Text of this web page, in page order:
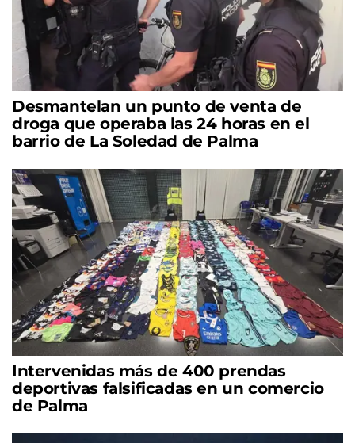
Desmantelan un punto de venta de
droga que operaba las 24 horas en el
barrio de La Soledad de Palma
Intervenidas más de 400 prendas
deportivas falsificadas en un comercio
de Palma